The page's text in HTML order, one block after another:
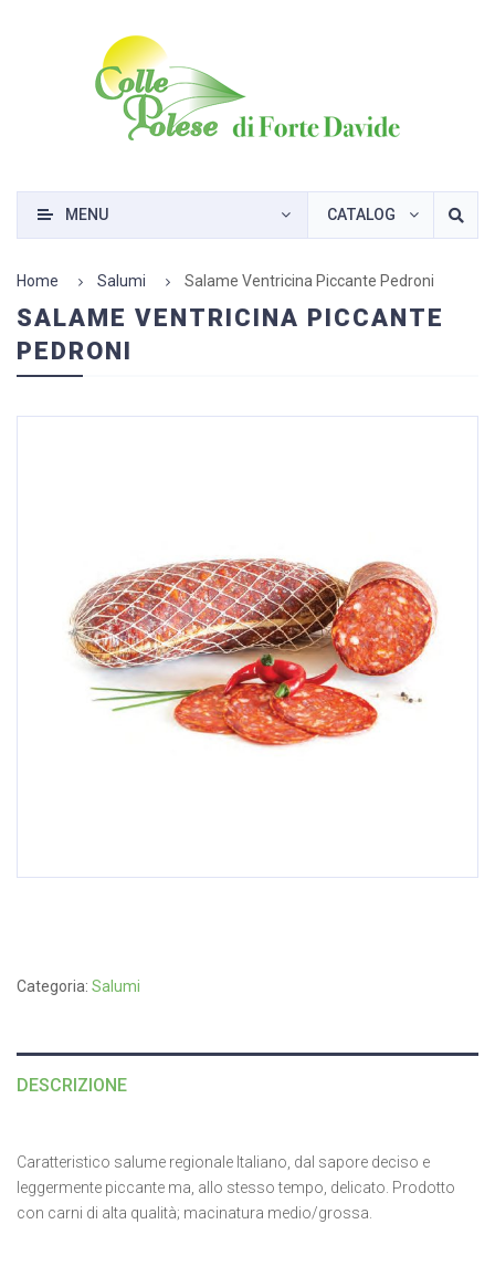
CATALOG
MENU
Home Salumi Salame Ventricina Piccante Pedroni
SALAME VENTRICINA PICCANTE
PEDRONI
Categoria: Salumi
DESCRIZIONE
Caratteristico salume regionale Italiano, dal sapore deciso e
leggermente piccante ma, allo stesso tempo, delicato. Prodotto
con carni di alta qualità; macinatura medio/grossa.